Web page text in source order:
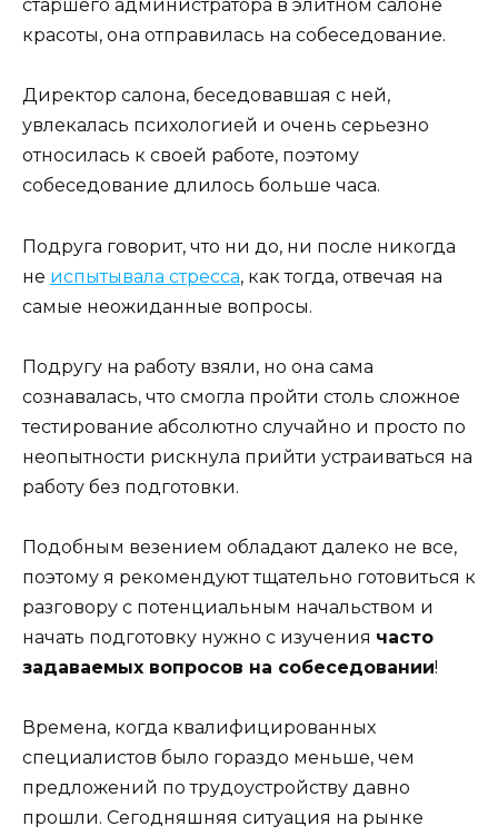
старшего администратора в элитном салоне
красоты, она отправилась на собеседование.
Директор салона, беседовавшая с ней,
увлекалась психологией и очень серьезно
относилась к своей работе, поэтому
собеседование длилось больше часа.
Подруга говорит, что ни до, ни после никогда
не испытывала стресса, как тогда, отвечая на
самые неожиданные вопросы.
Подругу на работу взяли, но она сама
сознавалась, что смогла пройти столь сложное
тестирование абсолютно случайно и просто по
неопытности рискнула прийти устраиваться на
работу без подготовки.
Подобным везением обладают далеко не все,
поэтому я рекомендуют тщательно готовиться к
разговору с потенциальным начальством и
начать подготовку нужно с изучения часто
задаваемых вопросов на собеседовании!
Времена, когда квалифицированных
специалистов было гораздо меньше, чем
предложений по трудоустройству давно
прошли. Сегодняшняя ситуация на рынке